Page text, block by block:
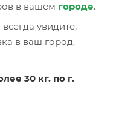
в вашем городе.
увидите,
в ваш город.
30 кг. по г.